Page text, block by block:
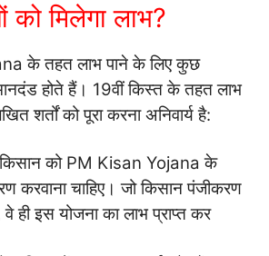
को मिलेगा लाभ?
के तहत लाभ पाने के लिए कुछ
होते हैं। 19वीं किस्त के तहत लाभ
शर्तों को पूरा करना अनिवार्य है:
को PM Kisan Yojana के
करवाना चाहिए। जो किसान पंजीकरण
ही इस योजना का लाभ प्राप्त कर